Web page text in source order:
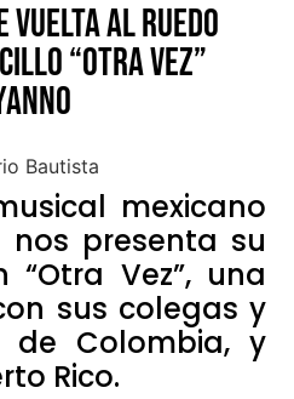
vuelta al ruedo
“Otra vez”
mexicano
nos presenta su
“Otra Vez”, una
sus colegas y
de Colombia, y
Rico.